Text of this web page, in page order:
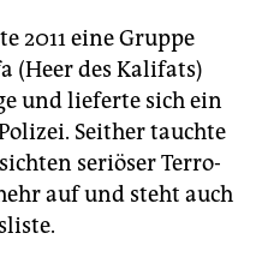
2011 eine Gruppe
(Heer des Kalifats)
und lieferte sich ein
Seither tauchte
seriöser Ter­ro­
auf und steht auch